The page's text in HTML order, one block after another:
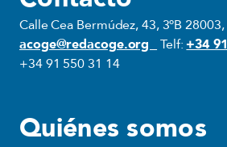
Calle Cea Bermúdez, 43, 3ºB
acoge@redacoge.org
Telf: +34
+34 91 550 31 14
Quiénes somos